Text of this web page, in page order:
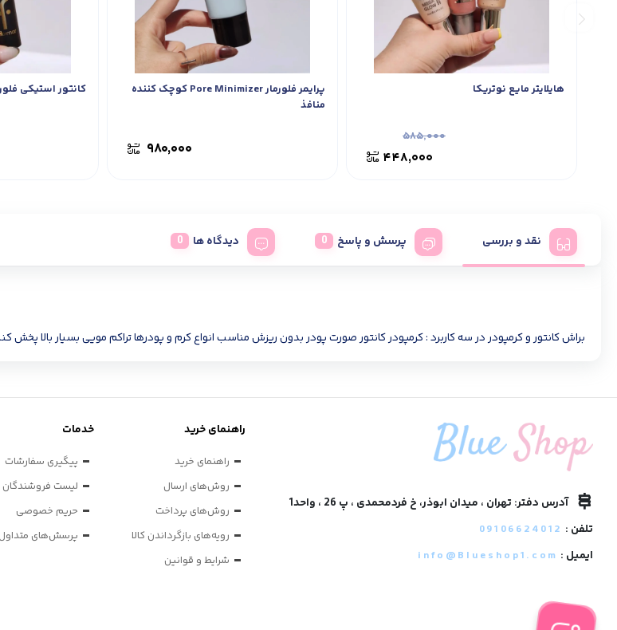
هایلایتر مایع نوتریکا
۵۸۵,۰۰۰
۴۴۸,۰۰۰
پرایمر فلورمار Pore Minimizer کوچک کننده
منافذ
۹۸۰,۰۰۰
کانتور استیکی
نقد و بررسی پرسش و پاسخ دیدگاه ها
براش کانتور و کرمپودر در سه کاربرد : کرمپودر کانتور صورت پودر بدون ریزش مناسب انواع کرم و پودرها تراکم مویی بسیار بالا
آدرس دفتر: تهران ، میدان ابوذر، خ فردمحمدی ، پ 26 ، واحد1
تلفن : 09106624012
ایمیل : info@Blueshop1.com
راهنمای خرید
راهنمای خرید
روش‌های ارسال
روش‌های پرداخت
رویه‌های بازگرداندن کالا
شرایط و قوانین
خدمات
پیگیری سفارشات
لیست فروشندگان
حریم خصوصی
پرسش‌های متداول